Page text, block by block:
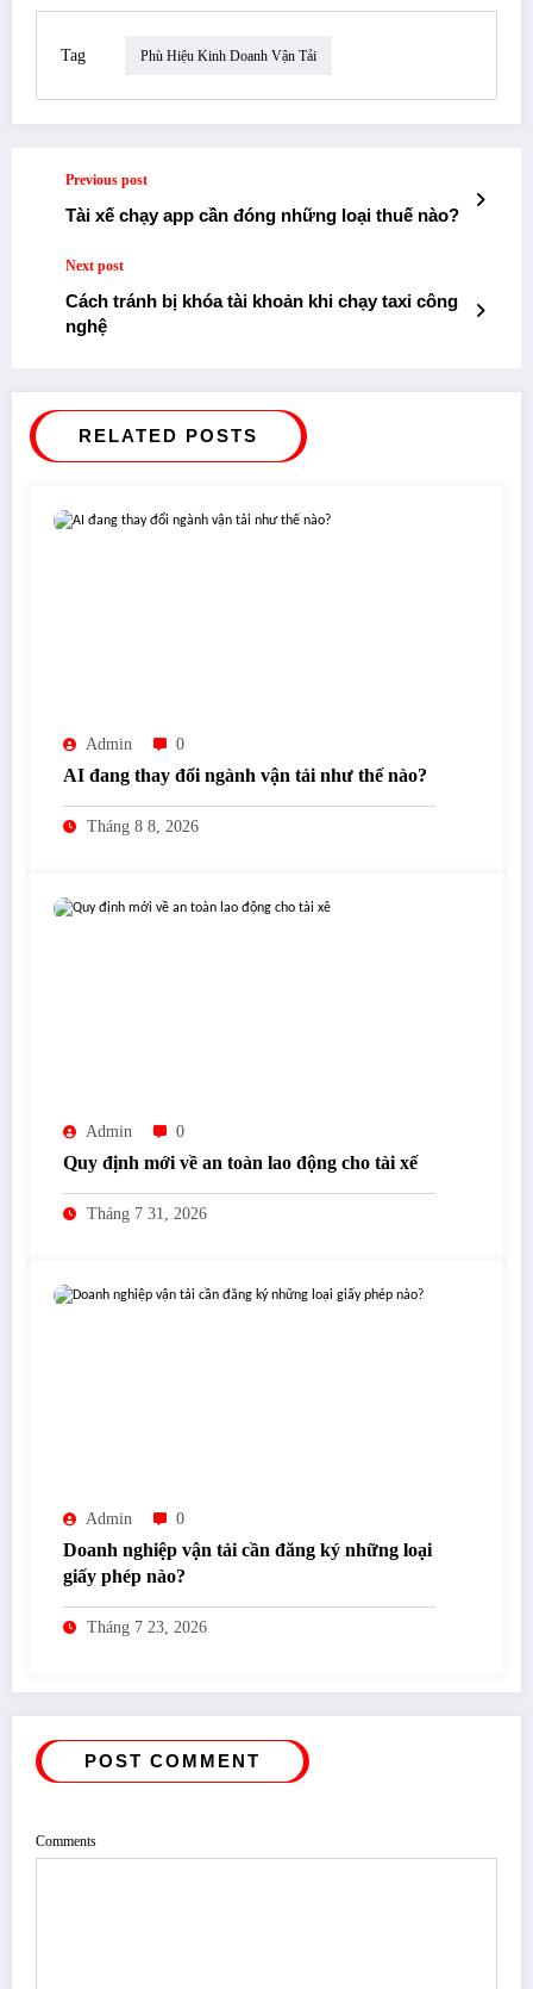
Tag Phù Hiệu Kinh Doanh Vận Tải
Previous post
Tài xế chạy app cần đóng những loại thuế nào?
Next post
Cách tránh bị khóa tài khoản khi chạy taxi công
nghệ
RELATED POSTS
Admin 0
AI đang thay đổi ngành vận tải như thế nào?
Tháng 8 8, 2026
Admin 0
Quy định mới về an toàn lao động cho tài xế
Tháng 7 31, 2026
Admin 0
Doanh nghiệp vận tải cần đăng ký những loại
giấy phép nào?
Tháng 7 23, 2026
POST COMMENT
Comments